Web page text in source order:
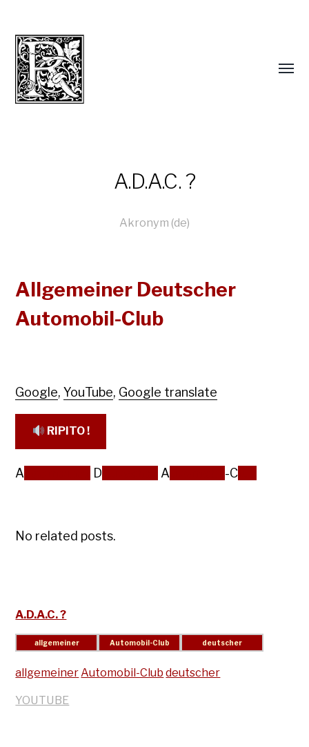
A.D.A.C. ?
Akronym (de)
Allgemeiner Deutscher
Automobil-Club
Google,YouTube, Google translate
RIPITO !
A D A -C
No related posts.
A.D.A.C. ?
allgemeinerAutomobil-Club deutscher
YOUTUBE